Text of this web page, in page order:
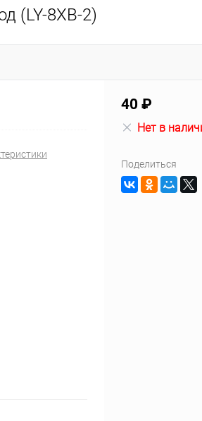
(LY-8XB-2)
40 ₽
Нет в
Поделиться